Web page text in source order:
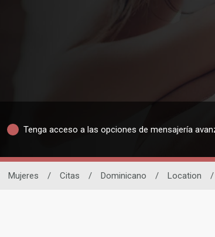
Tenga acceso a las opciones de mensajería
Mujeres / Citas / Dominicano / Location /